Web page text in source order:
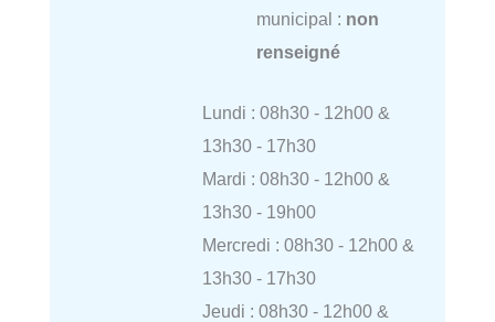
municipal : non
renseigné
Lundi : 08h30 - 12h00 &
13h30 - 17h30
Mardi : 08h30 - 12h00 &
13h30 - 19h00
Mercredi : 08h30 - 12h00 &
13h30 - 17h30
Jeudi : 08h30 - 12h00 &